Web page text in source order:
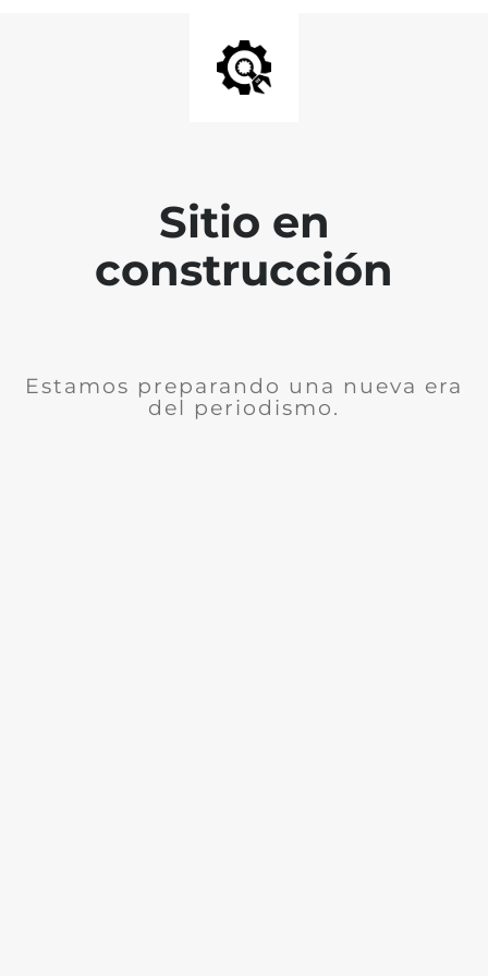
Sitio en
construcción
Estamos preparando una nueva era
del periodismo.